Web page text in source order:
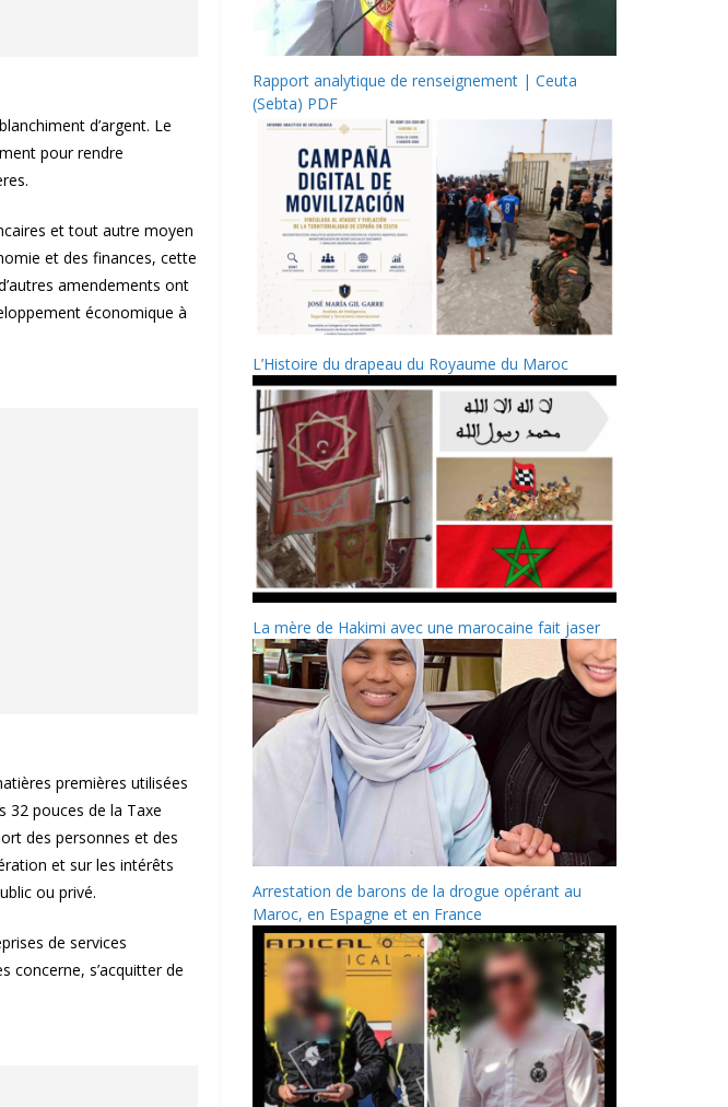
d’argent. Le
pour rendre
et tout autre moyen
et des finances, cette
amendements ont
économique à
premières utilisées
32 pouces de la Taxe
des personnes et des
et sur les intérêts
ou privé.
de services
concerne, s’acquitter de
Rapport analytique de renseignement | Ceuta
(Sebta) PDF
L’Histoire du drapeau du Royaume du Maroc
La mère de Hakimi avec une marocaine fait jaser
Arrestation de barons de la drogue opérant au
Maroc, en Espagne et en France